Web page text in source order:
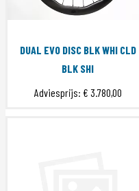
DUAL EVO DISC BLK WHI CLD
BLK SHI
Adviesprijs: € 3.780,00